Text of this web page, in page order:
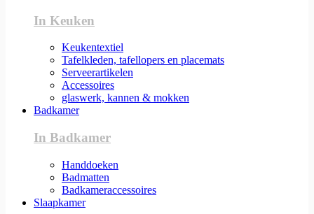
In Keuken
Keukentextiel
Tafelkleden, tafellopers en placemats
Serveerartikelen
Accessoires
glaswerk, kannen & mokken
Badkamer
In Badkamer
Handdoeken
Badmatten
Badkameraccessoires
Slaapkamer